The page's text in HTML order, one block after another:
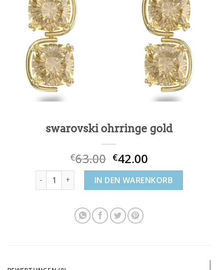
swarovski ohrringe gold
€63.00 €42.00
swarovski ohrringe gold Menge
IN DEN WARENKORB